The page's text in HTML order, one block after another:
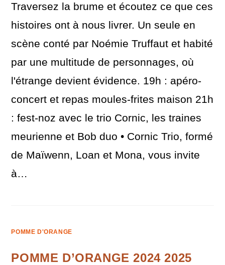
Traversez la brume et écoutez ce que ces
histoires ont à nous livrer. Un seule en
scène conté par Noémie Truffaut et habité
par une multitude de personnages, où
l'étrange devient évidence. 19h : apéro-
concert et repas moules-frites maison 21h
: fest-noz avec le trio Cornic, les traines
meurienne et Bob duo • Cornic Trio, formé
de Maïwenn, Loan et Mona, vous invite
à…
POMME D'ORANGE
POMME D’ORANGE 2024 2025